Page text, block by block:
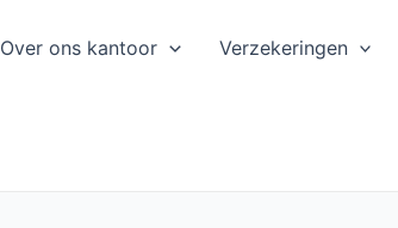
Over ons kantoor Verzekeringen